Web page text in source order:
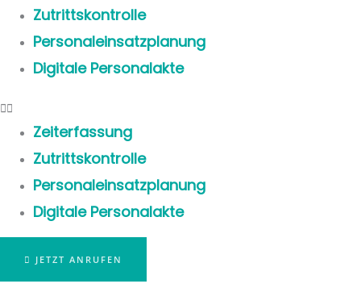
Zutrittskontrolle
Personaleinsatzplanung
Digitale Personalakte
Zeiterfassung
Zutrittskontrolle
Personaleinsatzplanung
Digitale Personalakte
JETZT ANRUFEN